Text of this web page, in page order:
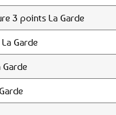
3 points La Garde
Garde